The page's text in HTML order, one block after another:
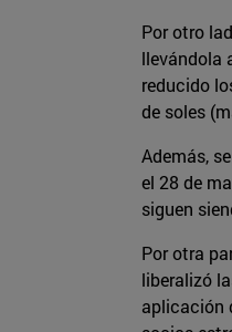
Por otro
llevándola
reducido
de soles
Además,
el 28 de
siguen
Por otra
liberalizó
aplicación